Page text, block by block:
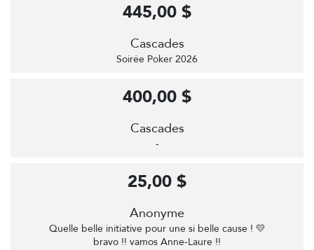
Cascades
Soirée Poker 2026
445,00 $
Cascades
-
400,00 $
Anonyme
Quelle belle initiative pour une si belle cause ! 💛
bravo !! vamos Anne-Laure !!
25,00 $